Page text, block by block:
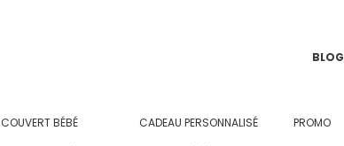
BLOG
COUVERT BÉBÉ CADEAU PERSONNALISÉ PROMO